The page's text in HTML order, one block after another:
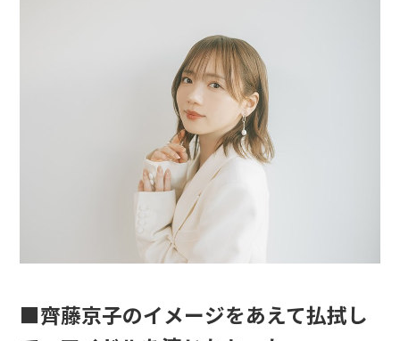
■齊藤京子のイメージをあえて払拭し